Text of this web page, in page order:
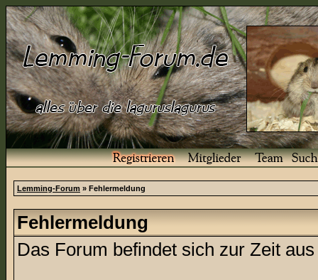
Lemming-Forum » Fehlermeldung
Fehlermeldung
Das Forum befindet sich zur Zeit